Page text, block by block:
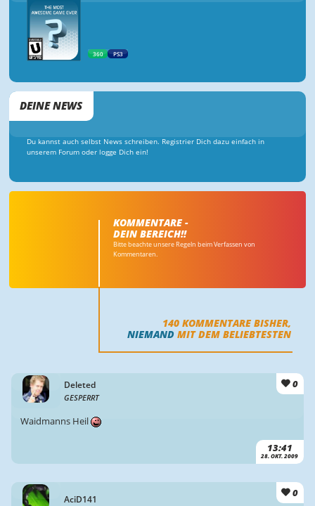
360 PS3
DEINE NEWS
Du kannst auch selbst News schreiben. Registrier Dich dazu einfach in
unserem Forum oder logge Dich ein!
KOMMENTARE -
DEIN BEREICH!!
Bitte beachte unsere Regeln beim Verfassen von
Kommentaren.
140 KOMMENTARE BISHER,
NIEMAND MIT DEM BELIEBTESTEN
Deleted
GESPERRT
0
13:41
28. OKT. 2009
Waidmanns Heil
AciD141
0